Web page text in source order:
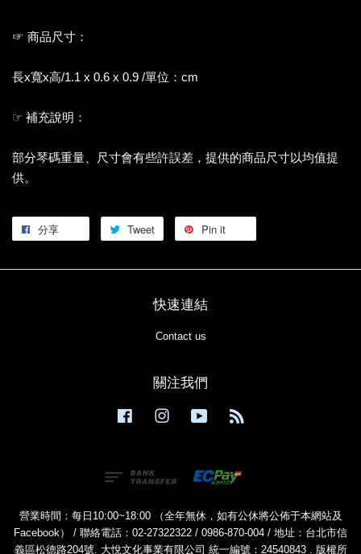
☞ 商品尺寸：
長x寬x高/1.1 x 0.6 x 0.9 /單位：cm
☞ 補充說明：
部分琴碼重量、尺寸會有些許誤差，提供的商品尺寸以均值提
供。
分享 Tweet Pin it
快速連結
Contact us
關注我們
Facebook Instagram YouTube
營業時間：每日10:00~18:00 （全年無休，如有公休將公佈于本網站及
Facebook） / 聯絡電話：02-27322322 / 0986-870-004 / 地址：台北市信
義區松德路204號. 大悅文化事業有限公司 統一編號：24540843 . 版權所